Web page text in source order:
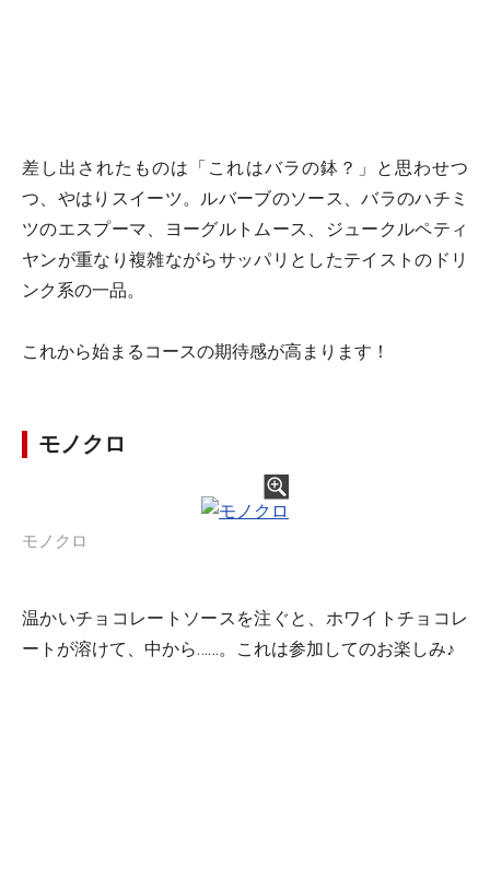
差し出されたものは「これはバラの鉢？」と思わせつ
つ、やはりスイーツ。ルバーブのソース、バラのハチミ
ツのエスプーマ、ヨーグルトムース、ジュークルペティ
ヤンが重なり複雑ながらサッパリとしたテイストのドリ
ンク系の一品。
これから始まるコースの期待感が高まります！
モノクロ
モノクロ
温かいチョコレートソースを注ぐと、ホワイトチョコレ
ートが溶けて、中から……。これは参加してのお楽しみ♪